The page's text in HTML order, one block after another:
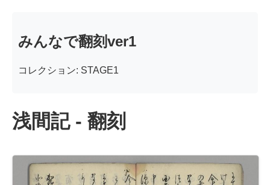
みんなで翻刻ver1
コレクション: STAGE1
浅間記 - 翻刻